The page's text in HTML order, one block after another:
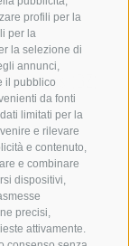
profili per la
per la
la selezione di
annunci,
il pubblico
da fonti
limitati per la
e rilevare
e contenuto,
e combinare
dispositivi,
precisi,
attivamente.
Sciaves